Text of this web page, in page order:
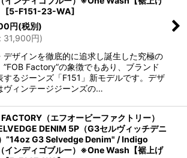
[5-F151-23-WA]
円(税別)
: 31,900円)
デザインを徹底的に追求し誕生した究極の
”FOB Factory”の象徴でもあり、ブランド
するジーンズ「F151」新モデルです。デザ
ヴィンテージジーンズの…
（エフオービーファクトリー）
DENIM 5P（G3セルヴィッチデニ
”14oz G3 Selvedge Denim" / Indigo
インディゴブルー）※One Wash【裾上げ